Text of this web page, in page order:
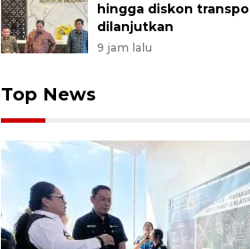
hingga diskon
dilanjutkan
9 jam lalu
Top News